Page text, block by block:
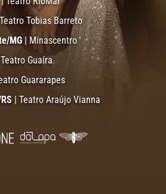
Tobias Barreto
MG | Minascentro
Guaíra
Guararapes
| Teatro Araújo Vianna